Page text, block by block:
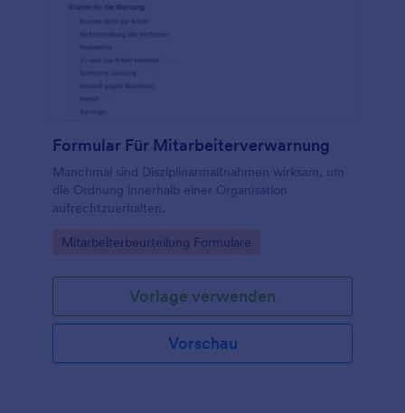
Formular Für Mitarbeiterverwarnung
Manchmal sind Disziplinarmaßnahmen wirksam, um
die Ordnung innerhalb einer Organisation
aufrechtzuerhalten.
Go to Category:
Mitarbeiterbeurteilung Formulare
Vorlage verwenden
Vorschau